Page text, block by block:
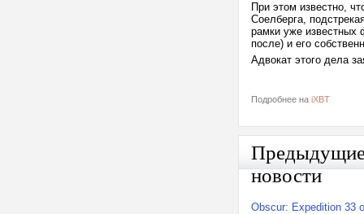
При этом известно,
Соелберга,
рамки уже известных
после) и его
Адвокат этого дела
Подробнее на iXBT
новости
Obscur: Expedition 33